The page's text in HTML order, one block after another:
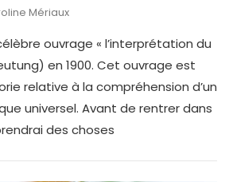
Mériaux
ouvrage « l’interprétation du
en 1900. Cet ouvrage est
relative à la compréhension d’un
universel. Avant de rentrer dans
des choses